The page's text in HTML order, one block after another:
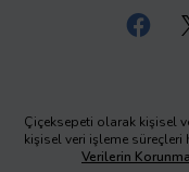
Çiçeksepeti olarak kişisel
kişisel veri işleme
Verilerin